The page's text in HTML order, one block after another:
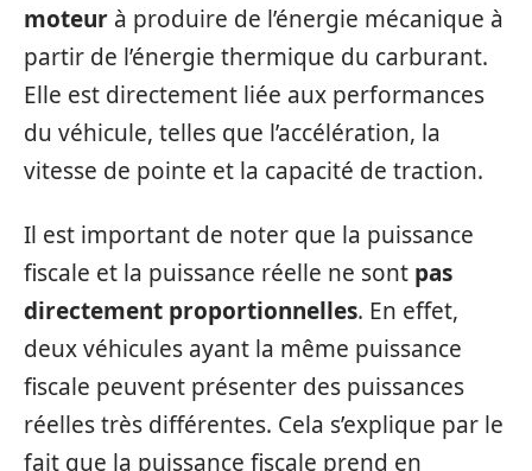
moteur à produire de l’énergie mécanique à
partir de l’énergie thermique du carburant.
Elle est directement liée aux performances
du véhicule, telles que l’accélération, la
vitesse de pointe et la capacité de traction.
Il est important de noter que la puissance
fiscale et la puissance réelle ne sont pas
directement proportionnelles. En effet,
deux véhicules ayant la même puissance
fiscale peuvent présenter des puissances
réelles très différentes. Cela s’explique par le
fait que la puissance fiscale prend en